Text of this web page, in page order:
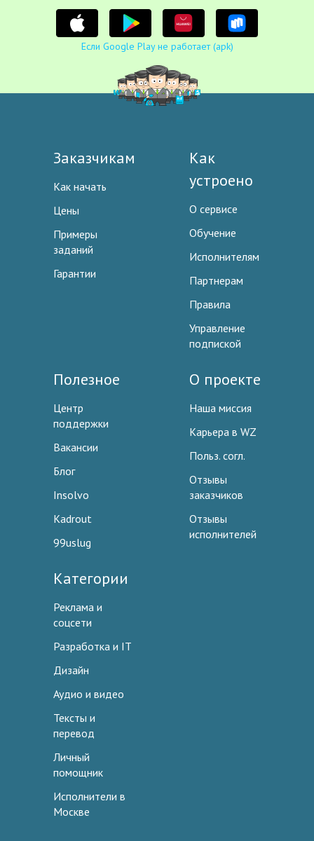
Если Google Play не работает (apk)
Заказчикам
Как начать
Цены
Примеры
заданий
Гарантии
Как
устроено
О сервисе
Обучение
Исполнителям
Партнерам
Правила
Управление
подпиской
Полезное
Центр
поддержки
Вакансии
Блог
Insolvo
Kadrout
99uslug
О проекте
Наша миссия
Карьера в WZ
Польз. согл.
Отзывы
заказчиков
Отзывы
исполнителей
Категории
Реклама и
соцсети
Разработка и IT
Дизайн
Аудио и видео
Тексты и
перевод
Личный
помощник
Исполнители в
Москве